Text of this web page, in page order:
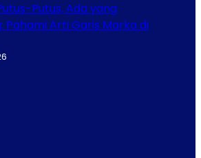
Putus, Ada yang
Pahami Arti Garis Marka di